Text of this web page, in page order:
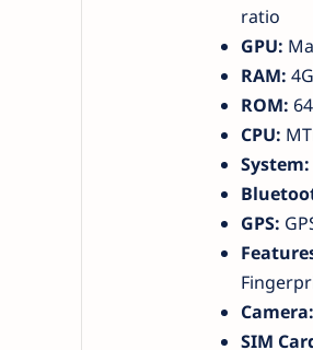
ratio
GPU:
RAM:
ROM:
CPU:
System:
GPS:
Camera:
SIM